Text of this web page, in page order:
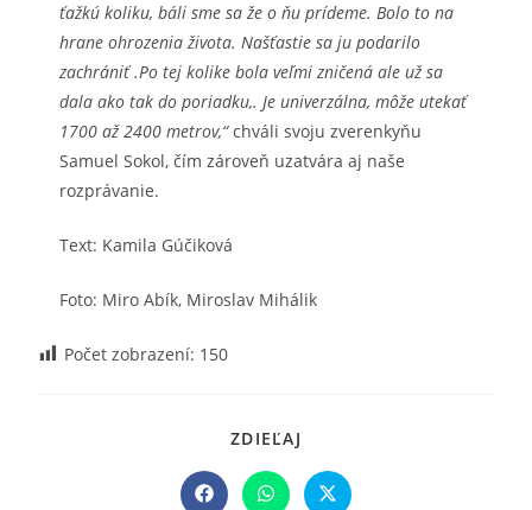
ťažkú koliku, báli sme sa že o ňu prídeme. Bolo to na
hrane ohrozenia života. Našťastie sa ju podarilo
zachrániť .Po tej kolike bola veľmi zničená ale už sa
dala ako tak do poriadku,. Je univerzálna, môže utekať
1700 až 2400 metrov,“chváli svoju zverenkyňu
Samuel Sokol, čím zároveň uzatvára aj naše
rozprávanie.
Text: Kamila Gúčiková
Foto: Miro Abík, Miroslav Mihálik
Počet zobrazení: 150
ZDIEĽAJ
CONTENT
Opens
Opens Opens